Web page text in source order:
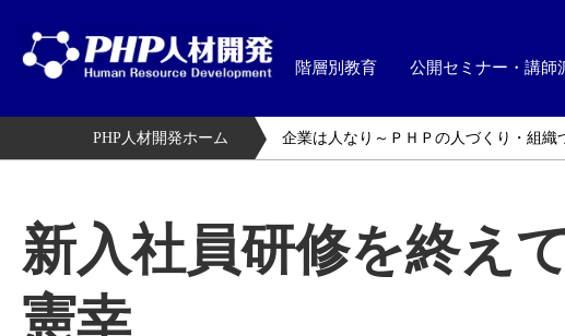
階層別教育 公開セミナー・講師
PHP人材開発ホーム 企業は人なり～ＰＨＰの人づくり・組織
新入社員研修を終え
憲幸